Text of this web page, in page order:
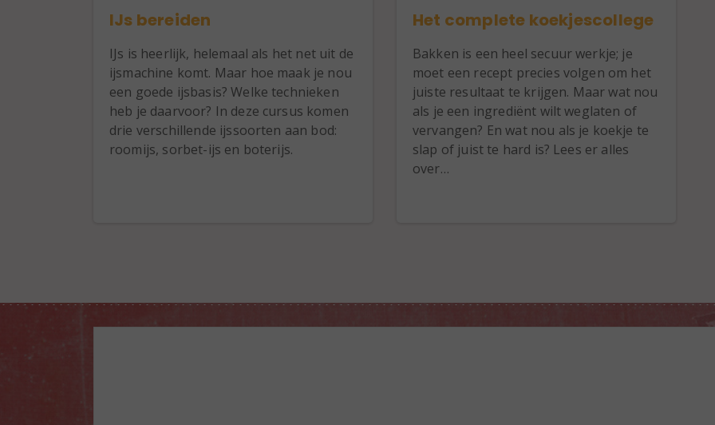
IJs bereiden
IJs is heerlijk, helemaal als het net uit de
ijsmachine komt. Maar hoe maak je nou
een goede ijsbasis? Welke technieken
heb je daarvoor? In deze cursus komen
drie verschillende ijssoorten aan bod:
roomijs, sorbet-ijs en boterijs.
Het complete koekjescollege
Bakken is een heel secuur werkje; je
moet een recept precies volgen om het
juiste resultaat te krijgen. Maar wat nou
als je een ingrediënt wilt weglaten of
vervangen? En wat nou als je koekje te
slap of juist te hard is? Lees er alles
over…